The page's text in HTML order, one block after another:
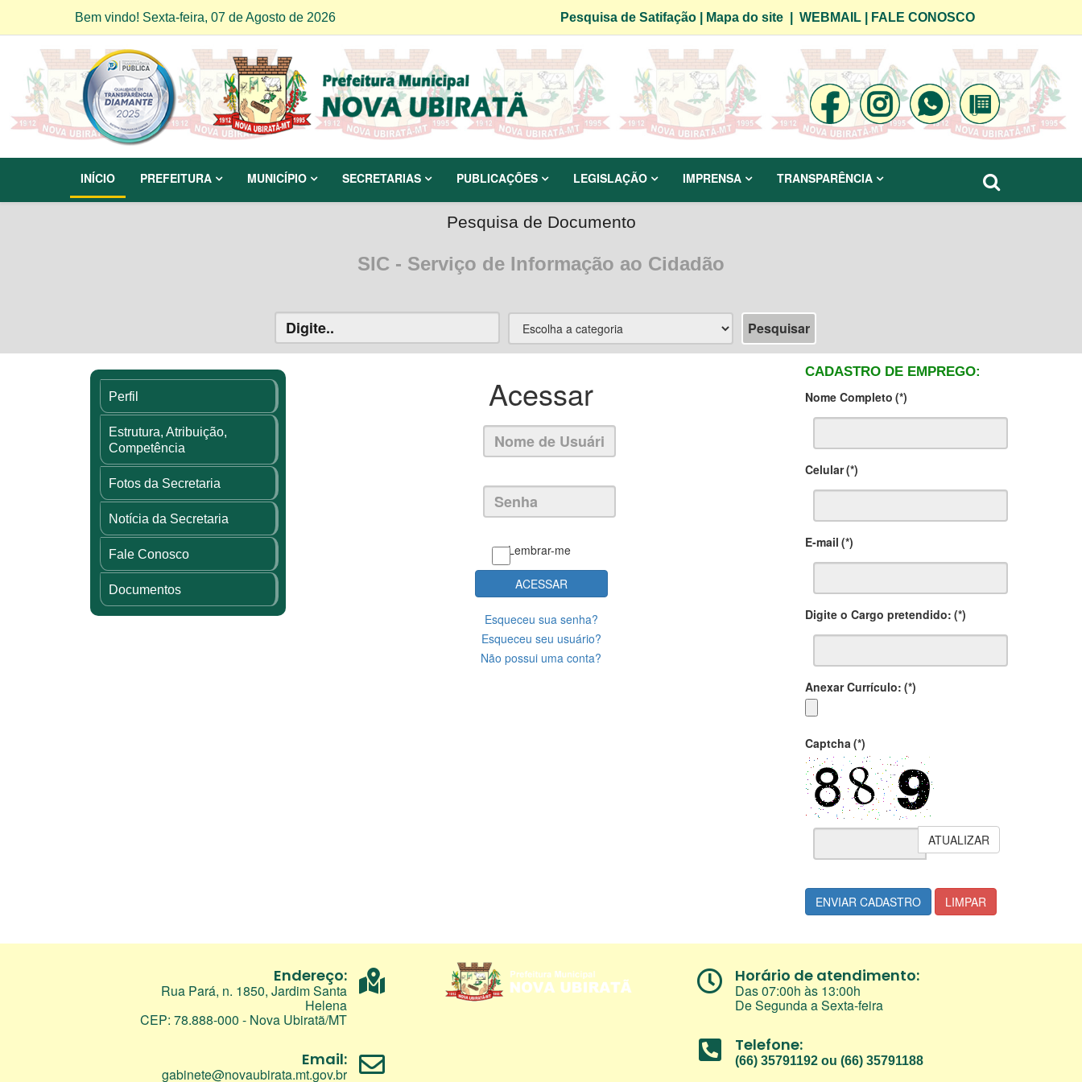
Bem vindo! Sexta-feira, 07 de Agosto de 2026 Pesquisa de Satifação| Mapa do site| WEBMAIL| FALE CONOSCO
INÍCIO PREFEITURA MUNICÍPIO SECRETARIAS PUBLICAÇÕES LEGISLAÇÃO IMPRENSA TRANSPARÊNCIA
Pesquisa de Documento
SIC - Serviço de Informação ao Cidadão
Perfil
Estrutura, Atribuição,
Competência
Fotos da Secretaria
Notícia da Secretaria
Fale Conosco
Documentos
Acessar
Lembrar-me
ACESSAR
Esqueceu sua senha?
Esqueceu seu usuário?
Não possui uma conta?
CADASTRO DE EMPREGO:
Nome Completo (*)
Celular(*)
E-mail (*)
Digite o Cargo pretendido: (*)
Anexar Currículo: (*)
Captcha(*)
ATUALIZAR
ENVIAR CADASTRO LIMPAR
Endereço:
Rua Pará, n. 1850, Jardim Santa
Helena
CEP: 78.888-000 - Nova Ubiratã/MT
Email:
gabinete@novaubirata.mt.gov.br
Horário de atendimento:
Das 07:00h às 13:00h
De Segunda a Sexta-feira
Telefone:
(66) 35791192 ou (66) 35791188